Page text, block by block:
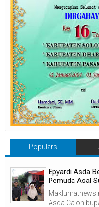
Populars
Epyardi Asda
Pemuda Asal
Asda Calon